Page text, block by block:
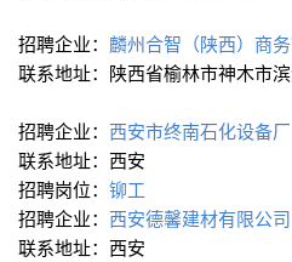
招聘企业： 麟州合智（陕西）商
联系地址：陕西省榆林市神木市
招聘企业： 西安市终南石化设备厂
联系地址：西安
招聘岗位： 铆工
招聘企业： 西安德馨建材有限公司
联系地址：西安